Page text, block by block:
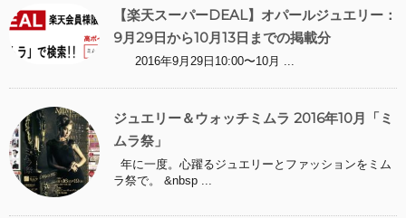
【楽天スーパーDEAL】オパールジュエリー：
9月29日から10月13日までの掲載分
2016年9月29日10:00〜10月 ...
ジュエリー＆ウォッチミムラ 2016年10月「ミ
ムラ祭」
年に一度。心躍るジュエリーとファッションをミム
ラ祭で。 &nbsp ...